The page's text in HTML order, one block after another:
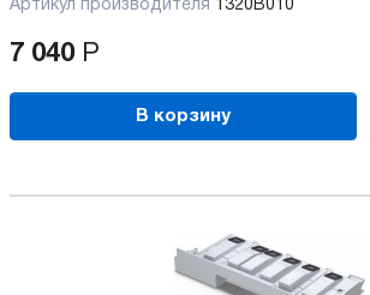
Артикул производителя 1320B010
7 040 Р
В корзину